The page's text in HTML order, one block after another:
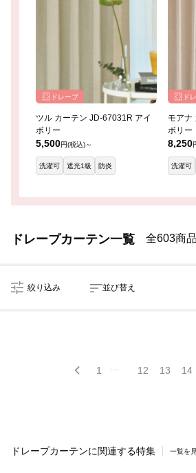
ドレープ
ツル カーテン JD-67031R アイ
ボリー
5,500円(税込)～
洗濯可 遮光1級 防炎
ド
モアナ
ボリー
8,250
洗濯可
ドレープカーテン一覧 全603商
絞り込み 並び替え
1 12 13 14
ドレープカーテンに関連する特集 一覧を